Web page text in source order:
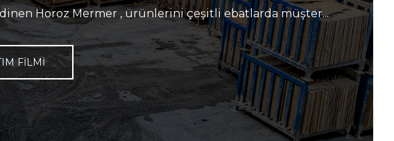
Horoz Mermer , ürünlerini çeşitli ebatlarda müşter...